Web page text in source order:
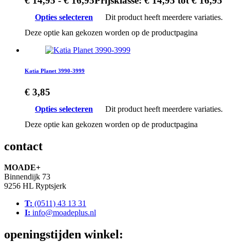
Opties selecteren
Dit product heeft meerdere variaties.
Deze optie kan gekozen worden op de productpagina
Katia Planet 3990-3999
€ 3,85
Opties selecteren
Dit product heeft meerdere variaties.
Deze optie kan gekozen worden op de productpagina
contact
MOADE+
Binnendijk 73
9256 HL Ryptsjerk
T: (0511) 43 13 31
I: info@moadeplus.nl
openingstijden winkel: